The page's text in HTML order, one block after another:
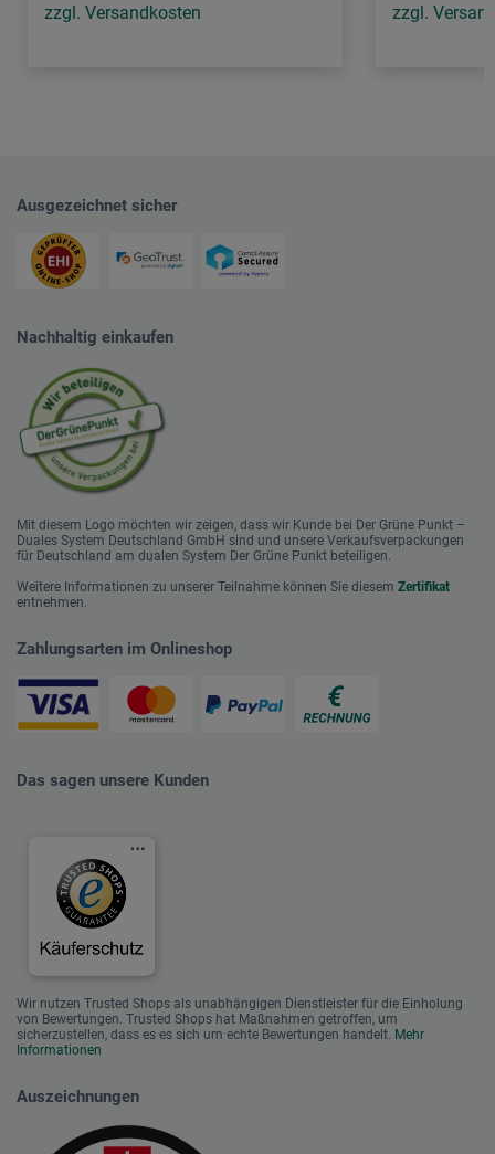
zzgl. Versandkosten zzgl.
Ausgezeichnet sicher
Nachhaltig einkaufen
Mit diesem Logo möchten wir zeigen, dass wir Kunde bei Der Grüne Punkt –
Duales System Deutschland GmbH sind und unsere Verkaufsverpackungen
für Deutschland am dualen System Der Grüne Punkt beteiligen.
Weitere Informationen zu unserer Teilnahme können Sie diesem Zertifikat
entnehmen.
Zahlungsarten im Onlineshop
Das sagen unsere Kunden
Wir nutzen Trusted Shops als unabhängigen Dienstleister für die Einholung
von Bewertungen. Trusted Shops hat Maßnahmen getroffen, um
sicherzustellen, dass es es sich um echte Bewertungen handelt. Mehr
Informationen
Auszeichnungen